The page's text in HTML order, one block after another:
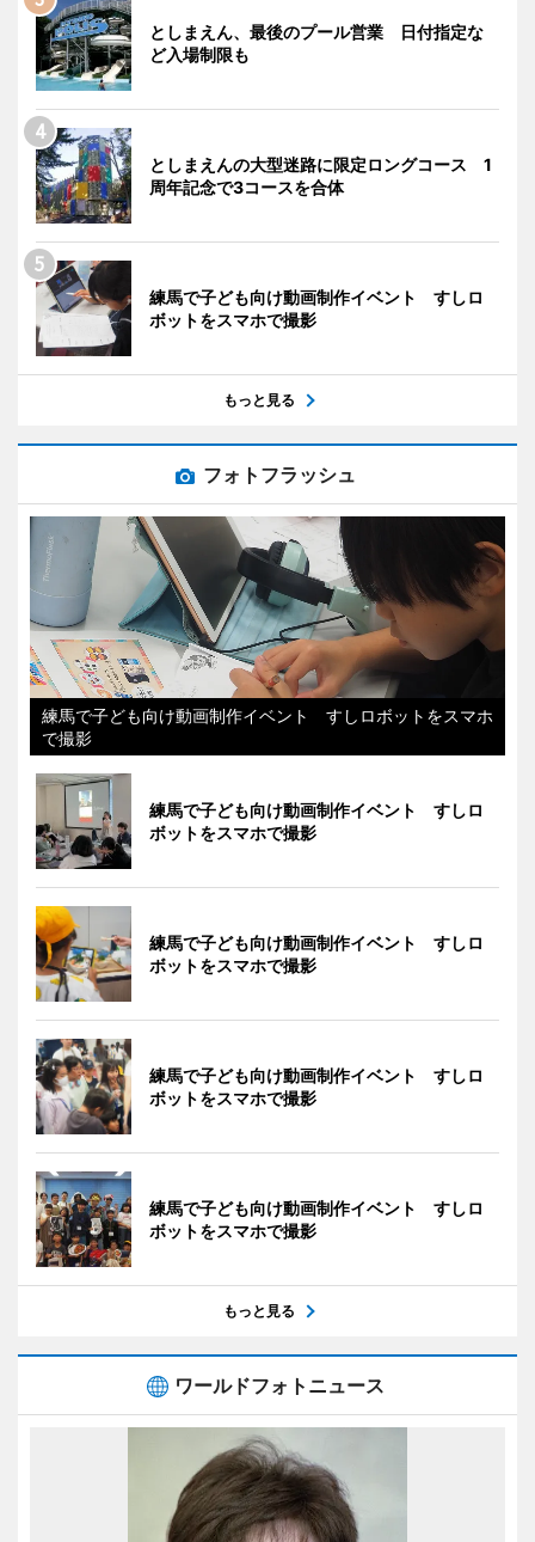
としまえん、最後のプール営業 日付指定な
ど入場制限も
としまえんの大型迷路に限定ロングコース 1
周年記念で3コースを合体
練馬で子ども向け動画制作イベント すしロ
ボットをスマホで撮影
もっと見る
フォトフラッシュ
練馬で子ども向け動画制作イベント すしロボットをスマホ
で撮影
練馬で子ども向け動画制作イベント すしロ
ボットをスマホで撮影
練馬で子ども向け動画制作イベント すしロ
ボットをスマホで撮影
練馬で子ども向け動画制作イベント すしロ
ボットをスマホで撮影
練馬で子ども向け動画制作イベント すしロ
ボットをスマホで撮影
もっと見る
ワールドフォトニュース